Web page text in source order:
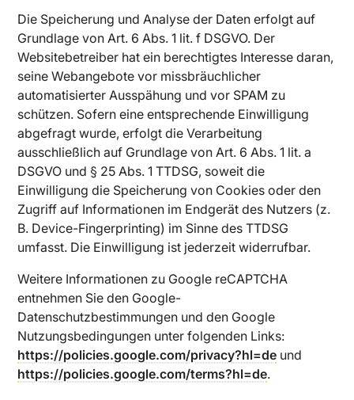
Die Speicherung und Analyse der Daten erfolgt auf
Grundlage von Art. 6 Abs. 1 lit. f DSGVO. Der
Websitebetreiber hat ein berechtigtes Interesse daran,
seine Webangebote vor missbräuchlicher
automatisierter Ausspähung und vor SPAM zu
schützen. Sofern eine entsprechende Einwilligung
abgefragt wurde, erfolgt die Verarbeitung
ausschließlich auf Grundlage von Art. 6 Abs. 1 lit. a
DSGVO und § 25 Abs. 1 TTDSG, soweit die
Einwilligung die Speicherung von Cookies oder den
Zugriff auf Informationen im Endgerät des Nutzers (z.
B. Device-Fingerprinting) im Sinne des TTDSG
umfasst. Die Einwilligung ist jederzeit widerrufbar.
Weitere Informationen zu Google reCAPTCHA
entnehmen Sie den Google-
Datenschutzbestimmungen und den Google
Nutzungsbedingungen unter folgenden Links:
https://policies.google.com/privacy?hl=de und
https://policies.google.com/terms?hl=de.